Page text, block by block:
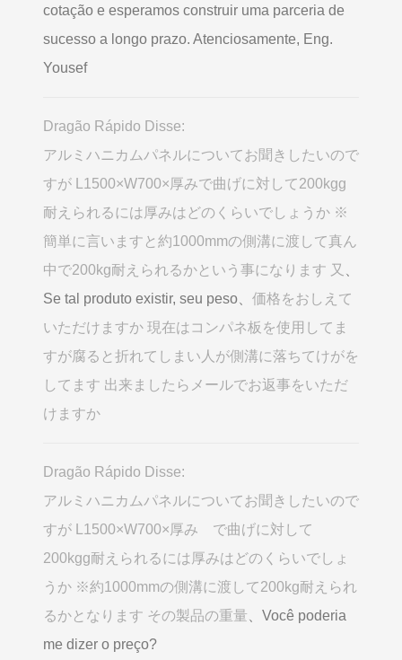
cotação e esperamos construir uma parceria de
sucesso a longo prazo. Atenciosamente, Eng.
Yousef
Dragão Rápido Disse:
アルミハニカムパネルについてお聞きしたいので
すが L1500×W700×厚みで曲げに対して200kgg
耐えられるには厚みはどのくらいでしょうか ※
簡単に言いますと約1000mmの側溝に渡して真ん
中で200kg耐えられるかという事になります 又
Se tal produto existir, seu peso、 価格をおしえて
いただけますか 現在はコンパネ板を使用してま
すが腐ると折れてしまい人が側溝に落ちてけがを
してます 出来ましたらメールでお返事をいただ
けますか
Dragão Rápido Disse:
アルミハニカムパネルについてお聞きしたいので
すが L1500×W700×厚み で曲げに対して
200kgg耐えられるには厚みはどのくらいでしょ
うか ※約1000mmの側溝に渡して200kg耐えられ
るかとなります その製品の重量 、Você poderia
me dizer o preço?